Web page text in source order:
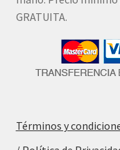
GRATUITA.
Términos y